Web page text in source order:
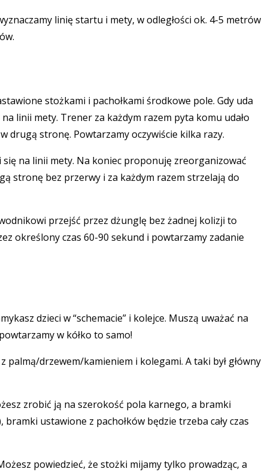
linię startu i mety, w odległości ok. 4-5 metrów
stożkami i pachołkami środkowe pole. Gdy uda
linii mety. Trener za każdym razem pyta komu udało
drugą stronę. Powtarzamy oczywiście kilka razy.
się na linii mety. Na koniec proponuję zreorganizować
stronę bez przerwy i za każdym razem strzelają do
przejść przez dżunglę bez żadnej kolizji to
określony czas 60-90 sekund i powtarzamy zadanie
dzieci w “schemacie” i kolejce. Muszą uważać na
w kółko to samo!
palmą/drzewem/kamieniem i kolegami. A taki był główny
zrobić ją na szerokość pola karnego, a bramki
bramki ustawione z pachołków będzie trzeba cały czas
powiedzieć, że stożki mijamy tylko prowadząc, a